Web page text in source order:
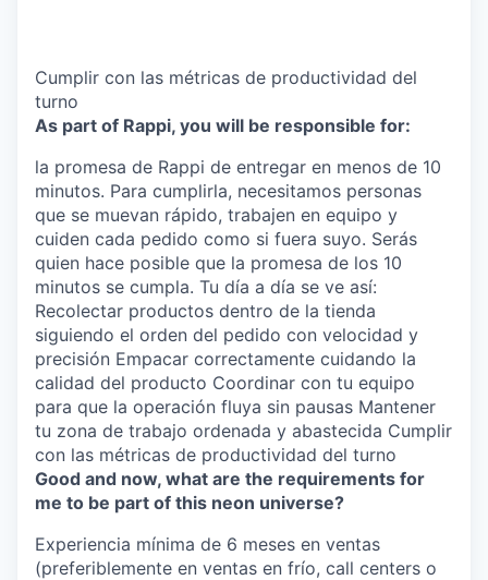
Cumplir con las métricas de productividad del
turno
As part of Rappi, you will be responsible for:
la promesa de Rappi de entregar en menos de 10
minutos. Para cumplirla, necesitamos personas
que se muevan rápido, trabajen en equipo y
cuiden cada pedido como si fuera suyo. Serás
quien hace posible que la promesa de los 10
minutos se cumpla. Tu día a día se ve así:
Recolectar productos dentro de la tienda
siguiendo el orden del pedido con velocidad y
precisión Empacar correctamente cuidando la
calidad del producto Coordinar con tu equipo
para que la operación fluya sin pausas Mantener
tu zona de trabajo ordenada y abastecida Cumplir
con las métricas de productividad del turno
Good and now, what are the requirements for
me to be part of this neon universe?
Experiencia mínima de 6 meses en ventas
(preferiblemente en ventas en frío, call centers o